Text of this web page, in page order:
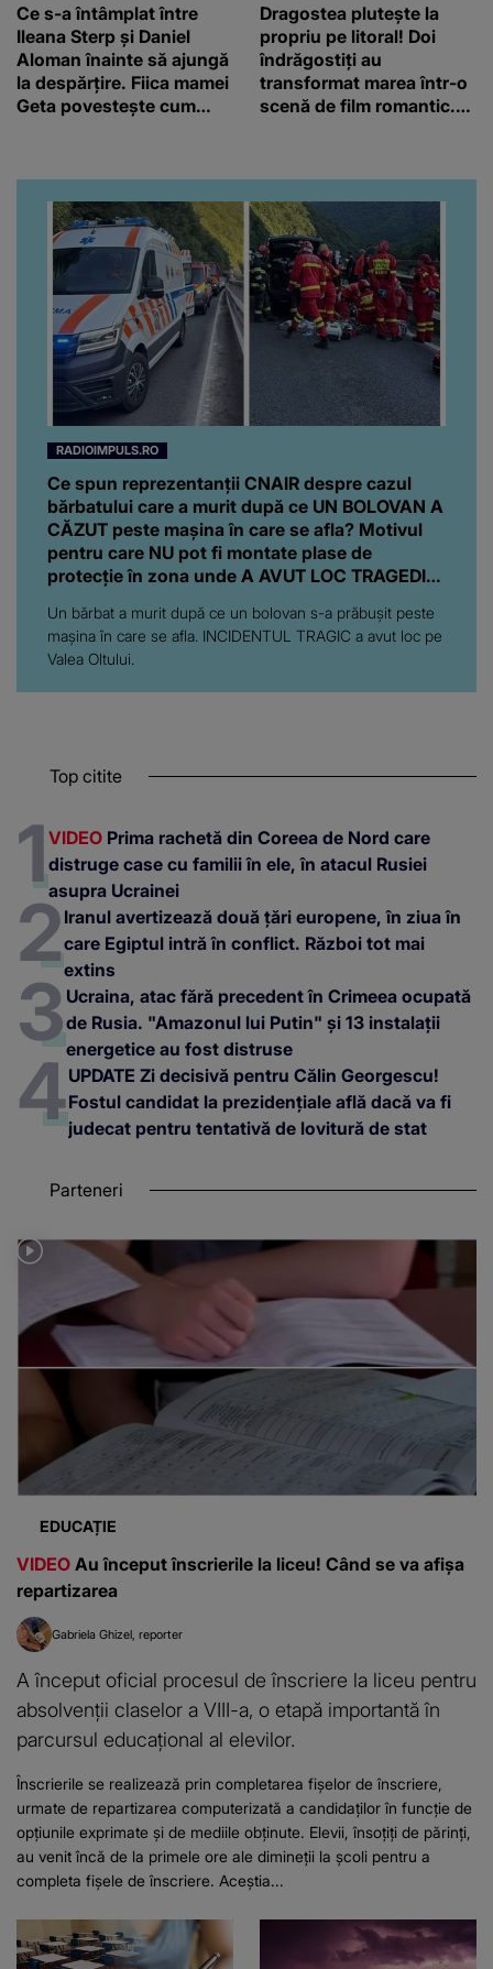
Ce s-a întâmplat între
Ileana Sterp și Daniel
Aloman înainte să ajungă
la despărțire. Fiica mamei
Geta povestește cum
denigrez.”
Dragostea plutește la
propriu pe litoral! Doi
îndrăgostiți au
transformat marea într-o
scenă de film romantic.
RADIOIMPULS.RO
Ce spun reprezentanții CNAIR despre cazul
bărbatului care a murit după ce UN BOLOVAN A
CĂZUT peste mașina în care se afla? Motivul
pentru care NU pot fi montate plase de
protecție în zona unde A AVUT LOC TRAGEDIA:
Un bărbat a murit după ce un bolovan s-a prăbușit peste
mașina în care se afla. INCIDENTUL TRAGIC a avut loc pe
Valea Oltului.
Top citite
VIDEO Prima rachetă din Coreea de Nord care
distruge case cu familii în ele, în atacul Rusiei
asupra Ucrainei
Iranul avertizează două țări europene, în ziua în
care Egiptul intră în conflict. Război tot mai
extins
Ucraina, atac fără precedent în Crimeea ocupată
de Rusia. "Amazonul lui Putin" și 13 instalații
energetice au fost distruse
UPDATE Zi decisivă pentru Călin Georgescu!
Fostul candidat la prezidențiale află dacă va fi
judecat pentru tentativă de lovitură de stat
Parteneri
EDUCAȚIE
VIDEO Au început înscrierile la liceu! Când se va afișa
repartizarea
Gabriela Ghizel reporter
A început oficial procesul de înscriere la liceu pentru
absolvenții claselor a VIII-a, o etapă importantă în
parcursul educațional al elevilor.
Înscrierile se realizează prin completarea fișelor de înscriere,
urmate de repartizarea computerizată a candidaților în funcție de
opțiunile exprimate și de mediile obținute. Elevii, însoțiți de părinți,
au venit încă de la primele ore ale dimineții la școli pentru a
completa fișele de înscriere. Aceștia...